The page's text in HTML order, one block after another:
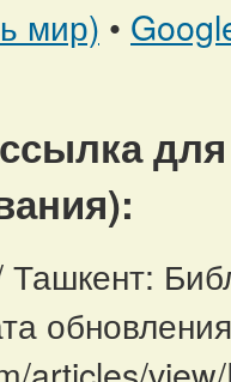
мир) •
Ташкент: